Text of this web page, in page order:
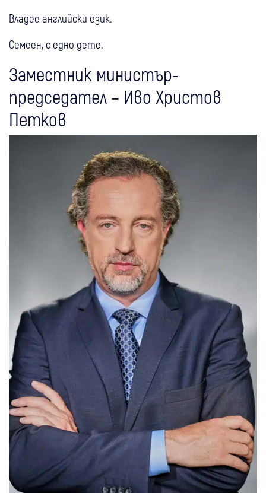
Владее английски език.
Семеен, с едно дете.
Заместник министър-
председател – Иво Христов
Петков